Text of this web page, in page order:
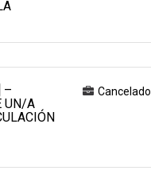
–
UN/A
Cancelado